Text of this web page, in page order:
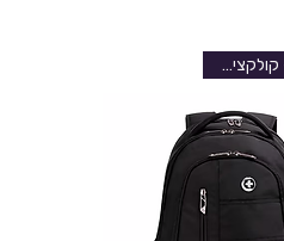
בהנחה - קולקציה חדשה